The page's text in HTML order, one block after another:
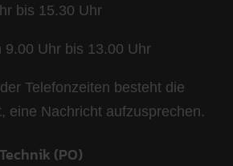
bis 15.30 Uhr
9.00 Uhr bis 13.00 Uhr
Telefonzeiten besteht die
eine Nachricht aufzusprechen.
(PO)